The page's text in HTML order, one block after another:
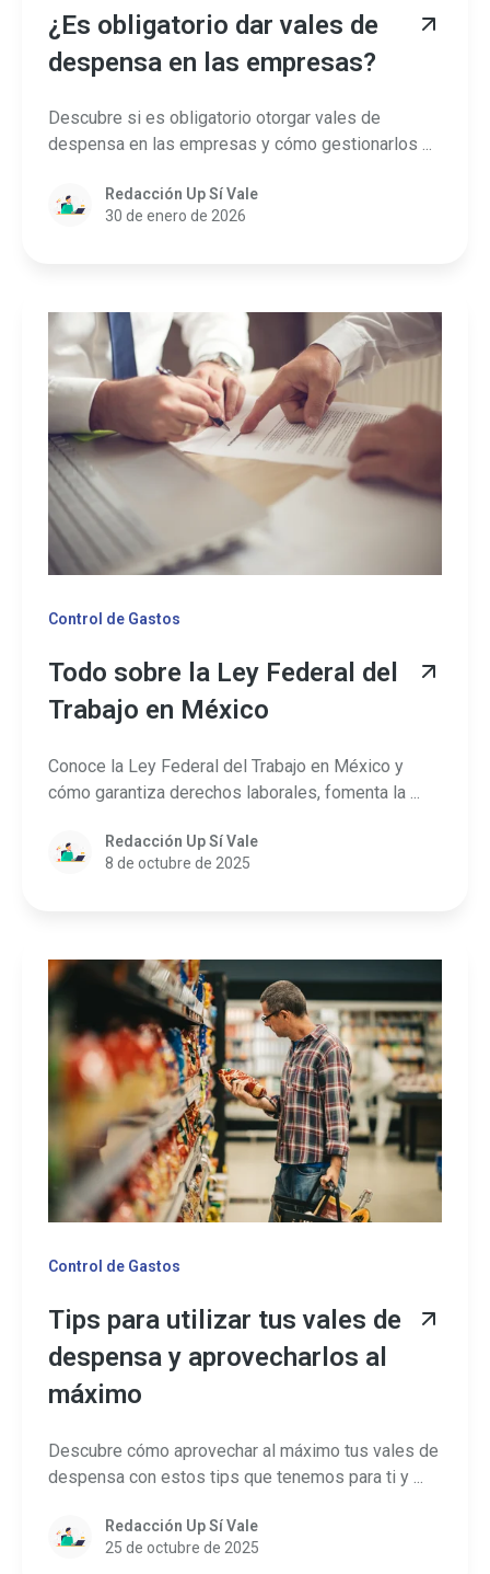
¿Es obligatorio dar vales de
despensa en las empresas?
Descubre si es obligatorio otorgar vales de
despensa en las empresas y cómo gestionarlos ...
Redacción Up Sí Vale
30 de enero de 2026
Control de Gastos
Todo sobre la Ley Federal del
Trabajo en México
Conoce la Ley Federal del Trabajo en México y
cómo garantiza derechos laborales, fomenta la ...
Redacción Up Sí Vale
8 de octubre de 2025
Control de Gastos
Tips para utilizar tus vales de
despensa y aprovecharlos al
máximo
Descubre cómo aprovechar al máximo tus vales de
despensa con estos tips que tenemos para ti y ...
Redacción Up Sí Vale
25 de octubre de 2025